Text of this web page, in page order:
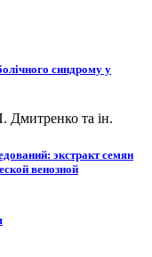
синдрому у
та ін.
экстракт семян
венозной